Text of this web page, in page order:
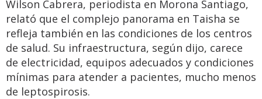
Wilson Cabrera, periodista en Morona Santiago,
relató que el complejo panorama en Taisha se
refleja también en las condiciones de los centros
de salud. Su infraestructura, según dijo, carece
de electricidad, equipos adecuados y condiciones
mínimas para atender a pacientes, mucho menos
de leptospirosis.